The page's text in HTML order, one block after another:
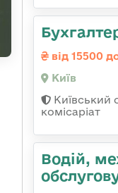
від 15500
Київ
Київський
комісаріат
Водій,